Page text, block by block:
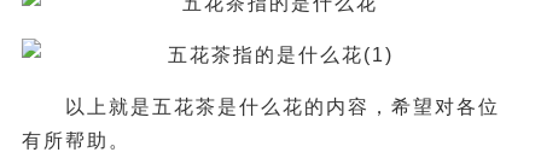
以上就是五花茶是什么花的内容，希望对各位
有所帮助。